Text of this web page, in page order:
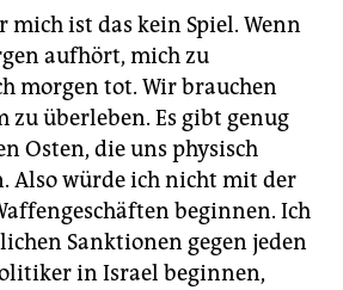
mich ist das kein Spiel. Wenn
aufhört, mich zu
morgen tot. Wir brauchen
zu überleben. Es gibt genug
Osten, die uns physisch
Also würde ich nicht mit der
beginnen. Ich
Sanktionen gegen jeden
in Israel beginnen,